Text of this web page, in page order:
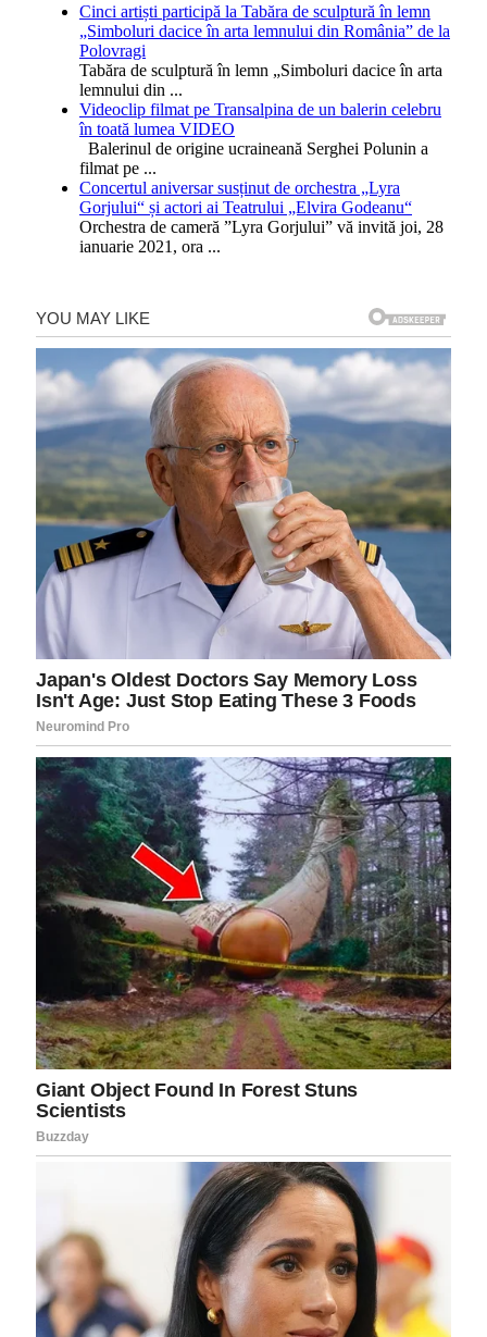
Cinci artiști participă la Tabăra de sculptură în lemn
„Simboluri dacice în arta lemnului din România” de la
Polovragi
Tabăra de sculptură în lemn „Simboluri dacice în arta
lemnului din ...
Videoclip filmat pe Transalpina de un balerin celebru
în toată lumea VIDEO
Balerinul de origine ucraineană Serghei Polunin a
filmat pe ...
Concertul aniversar susținut de orchestra „Lyra
Gorjului“ și actori ai Teatrului „Elvira Godeanu“
Orchestra de cameră ”Lyra Gorjului” vă invită joi, 28
ianuarie 2021, ora ...